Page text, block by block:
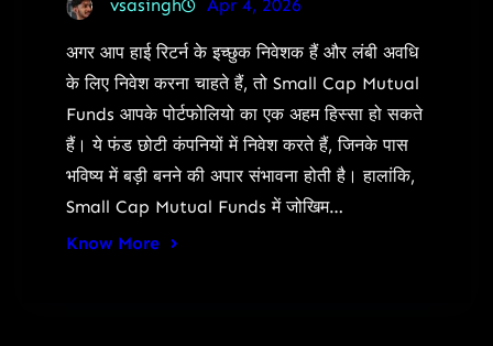
vsasingh Apr 4, 2026
अगर आप हाई रिटर्न के इच्छुक निवेशक हैं और लंबी अवधि
के लिए निवेश करना चाहते हैं, तो Small Cap Mutual
Funds आपके पोर्टफोलियो का एक अहम हिस्सा हो सकते
हैं। ये फंड छोटी कंपनियों में निवेश करते हैं, जिनके पास
भविष्य में बड़ी बनने की अपार संभावना होती है। हालांकि,
Small Cap Mutual Funds में जोखिम…
Know More